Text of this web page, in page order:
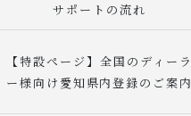
サポートの流れ
【特設ページ】全国のディーラ
ー様向け愛知県内登録のご案内